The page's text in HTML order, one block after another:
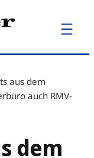
aus dem
auch RMV-
dem